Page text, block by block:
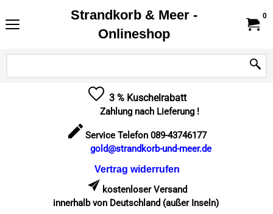
Strandkorb & Meer -
Onlineshop
0
3 % Kuschelrabatt
Zahlung nach Lieferung !
Service Telefon 089-43746177
gold@strandkorb-und-meer.de
Vertrag widerrufen
kostenloser Versand
innerhalb von Deutschland (außer Inseln)